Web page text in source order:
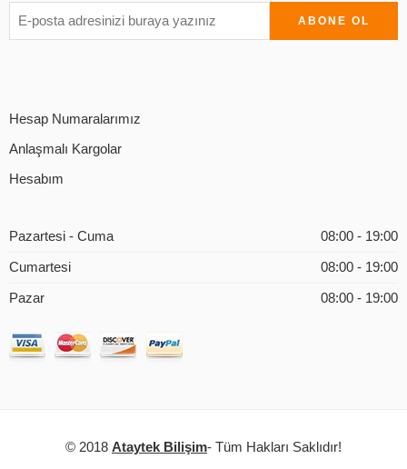
Hesap Numaralarımız
Anlaşmalı Kargolar
Hesabım
Pazartesi - Cuma 08:00 - 19:00
Cumartesi 08:00 - 19:00
Pazar 08:00 - 19:00
© 2018 Ataytek Bilişim- Tüm Hakları Saklıdır!